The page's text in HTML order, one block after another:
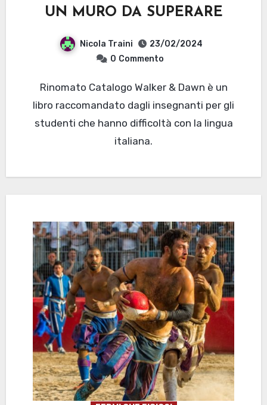
UN MURO DA SUPERARE
Nicola Traini
23/02/2024
0 Commento
Rinomato Catalogo Walker & Dawn è un
libro raccomandato dagli insegnanti per gli
studenti che hanno difficoltà con la lingua
italiana.